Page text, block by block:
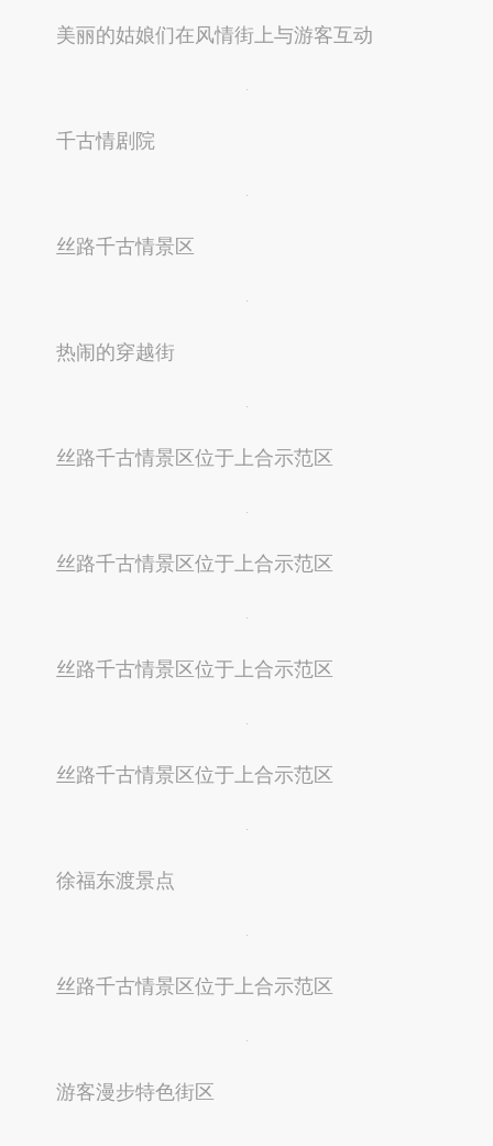
美丽的姑娘们在风情街上与游客互动
千古情剧院
丝路千古情景区
热闹的穿越街
丝路千古情景区位于上合示范区
丝路千古情景区位于上合示范区
丝路千古情景区位于上合示范区
丝路千古情景区位于上合示范区
徐福东渡景点
丝路千古情景区位于上合示范区
游客漫步特色街区